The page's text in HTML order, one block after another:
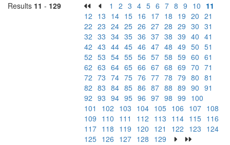
Results 11 - 129 1 2 3 4 5 6 7 8 9 10 11
12 13 14 15 16 17 18 19 20 21
22 23 24 25 26 27 28 29 30 31
32 33 34 35 36 37 38 39 40 41
42 43 44 45 46 47 48 49 50 51
52 53 54 55 56 57 58 59 60 61
62 63 64 65 66 67 68 69 70 71
72 73 74 75 76 77 78 79 80 81
82 83 84 85 86 87 88 89 90 91
92 93 94 95 96 97 98 99 100
101
102 103 104 105 106 107 108
109 110 111 112 113 114 115 116
117 118 119 120 121 122 123 124
125 126 127 128 129